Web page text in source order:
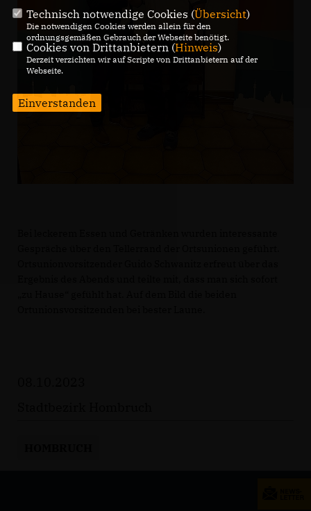
Technisch notwendige Cookies (Übersicht)
Die notwendigen Cookies werden allein für den
ordnungsgemäßen Gebrauch der Webseite benötigt.
Cookies von Drittanbietern (Hinweis)
Derzeit verzichten wir auf Scripte von Drittanbietern auf der
Webseite.
Einverstanden